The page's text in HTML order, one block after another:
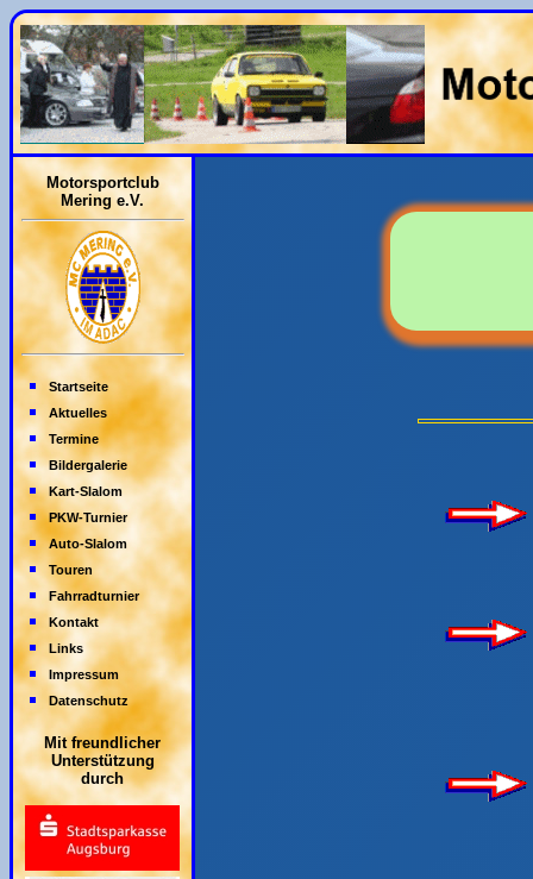
Motorsportclub
Mering e.V.
Startseite
Aktuelles
Termine
Bildergalerie
Kart-Slalom
PKW-Turnier
Auto-Slalom
Touren
Fahrradturnier
Kontakt
Links
Impressum
Datenschutz
Mit freundlicher
Unterstützung
durch